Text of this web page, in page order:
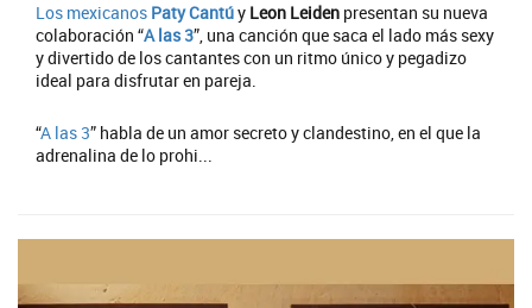
Los mexicanos Paty Cantúy Leon Leiden presentan su nueva
colaboración “A las 3”, una canción que saca el lado más sexy
y divertido de los cantantes con un ritmo único y pegadizo
ideal para disfrutar en pareja.
“A las 3” habla de un amor secreto y clandestino, en el que la
adrenalina de lo prohi...